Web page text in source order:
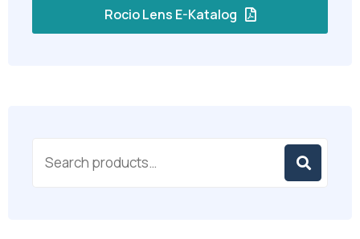
Rocio Lens E-Katalog